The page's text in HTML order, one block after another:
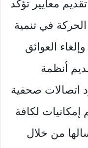
معايير تؤكد
في تنمية
وإلغاء العوائق
أنظمة
اتصالات صحفية
لكافة
من خلال